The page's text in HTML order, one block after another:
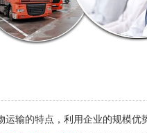
输的特点，利用企业的规模优